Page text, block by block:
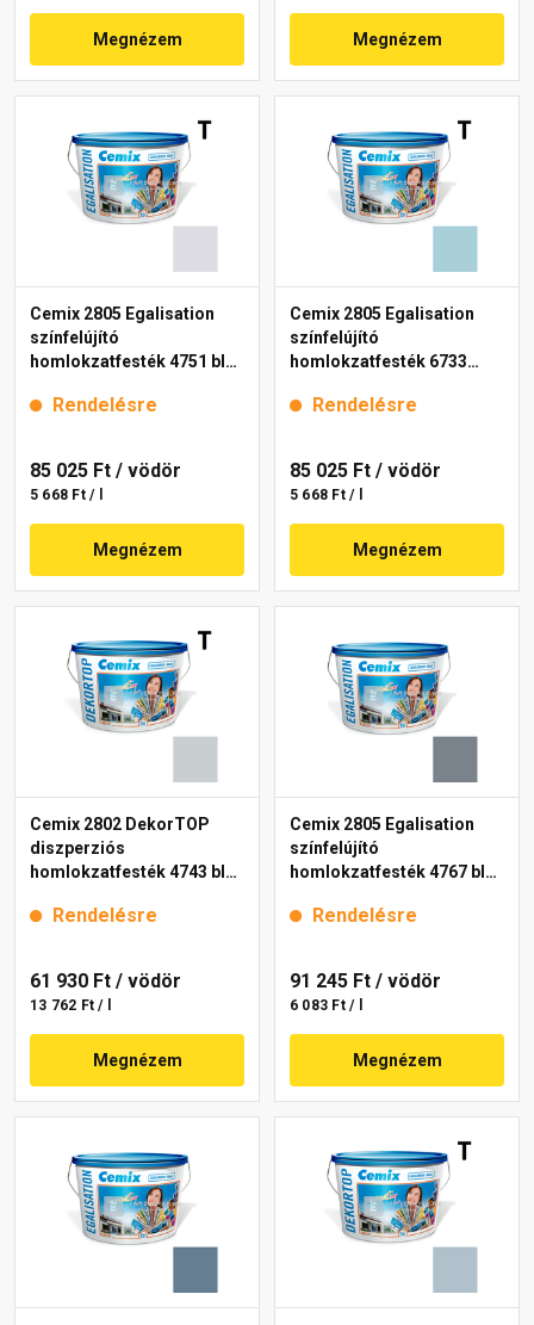
Megnézem Megnézem
Cemix 2805 Egalisation
színfelújító
homlokzatfesték 4751 blue
Rendelésre
85 025 Ft / vödör
5 668 Ft / l
Megnézem
Cemix 2805 Egalisation
színfelújító
homlokzatfesték 6733
Rendelésre
85 025 Ft / vödör
5 668 Ft / l
Megnézem
Cemix 2802 DekorTOP
diszperziós
homlokzatfesték 4743 blue
Rendelésre
61 930 Ft / vödör
13 762 Ft / l
Megnézem
Cemix 2805 Egalisation
színfelújító
homlokzatfesték 4767 blue
Rendelésre
91 245 Ft / vödör
6 083 Ft / l
Megnézem